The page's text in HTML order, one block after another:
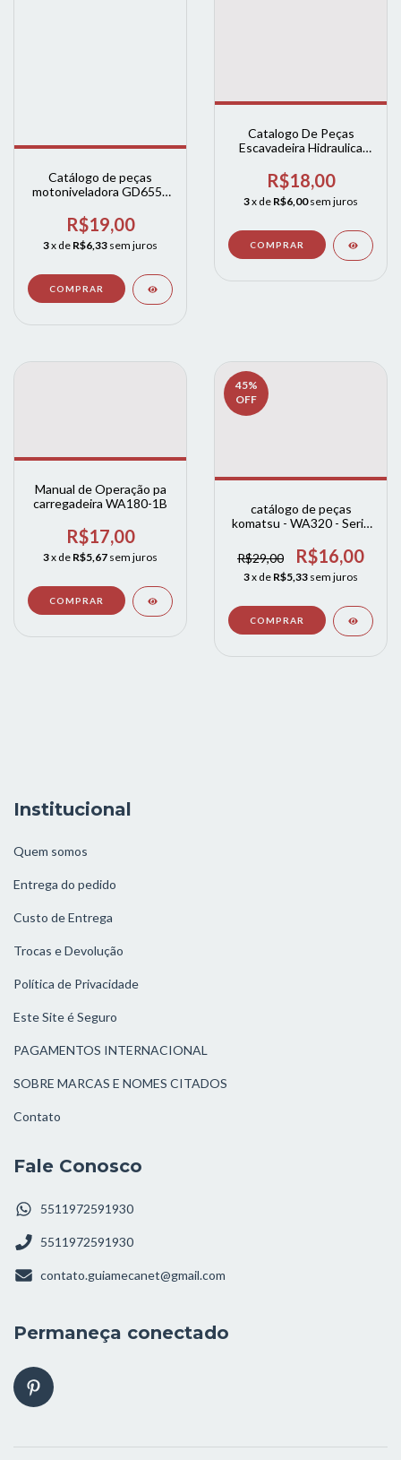
Catálogo de peças
motoniveladora GD655 -
R$19,00
3x de R$6,33 sem juros
Catalogo De Peças
Escavadeira Hidraulica
INGLES
R$18,00
3x de R$6,00 sem juros
Manual de Operação pa
carregadeira WA180-1B
R$17,00
3x de R$5,67 sem juros
45%
OFF
catálogo de peças
komatsu - WA320 - Serie
R$29,00
R$16,00
3x de R$5,33 sem juros
Institucional
Quem somos
Entrega do pedido
Custo de Entrega
Trocas e Devolução
Política de Privacidade
Este Site é Seguro
PAGAMENTOS INTERNACIONAL
SOBRE MARCAS E NOMES CITADOS
Contato
Fale Conosco
5511972591930
5511972591930
contato.guiamecanet@gmail.com
Permaneça conectado